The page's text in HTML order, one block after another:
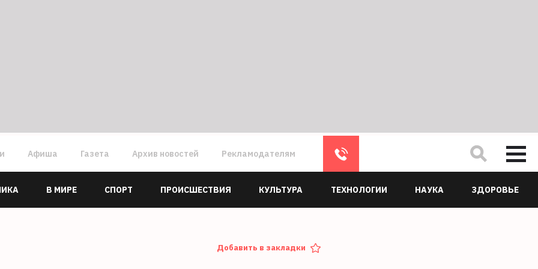
Афиша Газета Архив новостей Рекламодателям
В МИРЕ СПОРТ ПРОИСШЕСТВИЯ КУЛЬТУРА ТЕХНОЛОГИИ НАУКА ЗДОРОВЬЕ
Добавить в закладки